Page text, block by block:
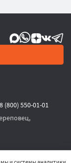
8 (800) 550-01-01